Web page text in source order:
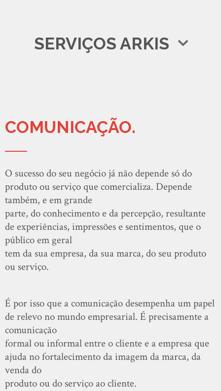
SERVIÇOS ARKIS
COMUNICAÇÃO.
O sucesso do seu negócio já não depende só do
produto ou serviço que comercializa. Depende
também, e em grande
parte, do conhecimento e da percepção, resultante
de experiências, impressões e sentimentos, que o
público em geral
tem da sua empresa, da sua marca, do seu produto
ou serviço.
É por isso que a comunicação desempenha um papel
de relevo no mundo empresarial. É precisamente a
comunicação
formal ou informal entre o cliente e a empresa que
ajuda no fortalecimento da imagem da marca, da
venda do
produto ou do serviço ao cliente.